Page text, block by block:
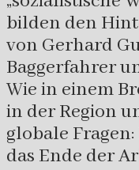
bilden den
von Gerhard
Baggerfahrer
Wie in einem
in der Region
globale
das Ende der